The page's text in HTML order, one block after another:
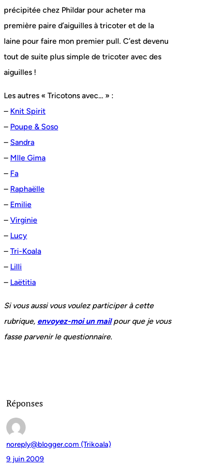
précipitée chez Phildar pour acheter ma
première paire d’aiguilles à tricoter et de la
laine pour faire mon premier pull. C’est devenu
tout de suite plus simple de tricoter avec des
aiguilles !
Les autres « Tricotons avec… » :
– Knit Spirit
– Poupe & Soso
– Sandra
– Mlle Gima
– Fa
– Raphaëlle
– Emilie
– Virginie
– Lucy
– Tri-Koala
– Lilli
– Laëtitia
Si vous aussi vous voulez participer à cette
rubrique, envoyez-moi un mailpour que je vous
fasse parvenir le questionnaire.
Réponses
noreply@blogger.com (Trikoala)
9 juin 2009